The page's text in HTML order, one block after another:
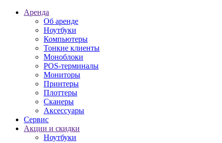
Аренда
Об аренде
Ноутбуки
Компьютеры
Тонкие клиенты
Моноблоки
POS-терминалы
Мониторы
Принтеры
Плоттеры
Сканеры
Аксессуары
Сервис
Акции и скидки
Ноутбуки